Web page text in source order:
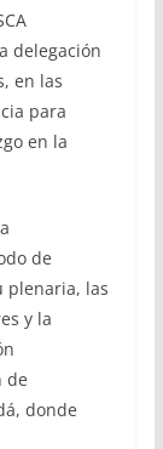
delegación
en las
para
en la
de
plenaria, las
y la
de
donde